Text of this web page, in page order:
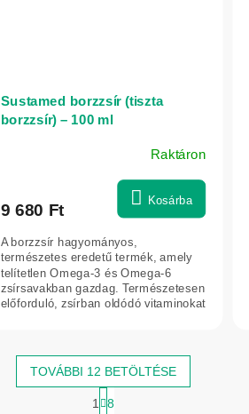
Sustamed borzzsír (tiszta
borzzsír) – 100 ml
Raktáron
9 680 Ft Kosárba
A borzzsír hagyományos,
természetes eredetű termék, amely
telítetlen Omega-3 és Omega-6
zsírsavakban gazdag. Természetesen
előforduló, zsírban oldódó vitaminokat
TOVÁBBI 12 BETÖLTÉSE
a
1 8